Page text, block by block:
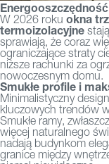
W 2026 roku okna
termoizolacyjne
sprawiają, że coraz
ograniczające straty
niższe rachunki za
nowoczesnym domu.
Smukłe profile i
Minimalistyczny
kluczowych trendów
Smukłe ramy,
więcej naturalnego
nadają budynkom
granice między